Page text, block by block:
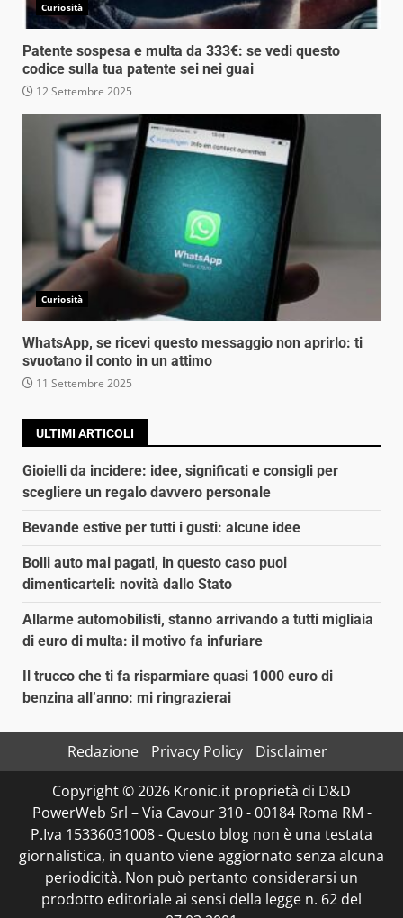
Curiosità
Patente sospesa e multa da 333€: se vedi questo
codice sulla tua patente sei nei guai
12 Settembre 2025
Curiosità
WhatsApp, se ricevi questo messaggio non aprirlo: ti
svuotano il conto in un attimo
11 Settembre 2025
ULTIMI ARTICOLI
Gioielli da incidere: idee, significati e consigli per
scegliere un regalo davvero personale
Bevande estive per tutti i gusti: alcune idee
Bolli auto mai pagati, in questo caso puoi
dimenticarteli: novità dallo Stato
Allarme automobilisti, stanno arrivando a tutti migliaia
di euro di multa: il motivo fa infuriare
Il trucco che ti fa risparmiare quasi 1000 euro di
benzina all’anno: mi ringrazierai
Redazione Privacy Policy
Disclaimer
Copyright © 2026 Kronic.it proprietà di D&D
PowerWeb Srl – Via Cavour 310 - 00184 Roma RM -
P.Iva 15336031008 - Questo blog non è una testata
giornalistica, in quanto viene aggiornato senza alcuna
periodicità. Non può pertanto considerarsi un
prodotto editoriale ai sensi della legge n. 62 del